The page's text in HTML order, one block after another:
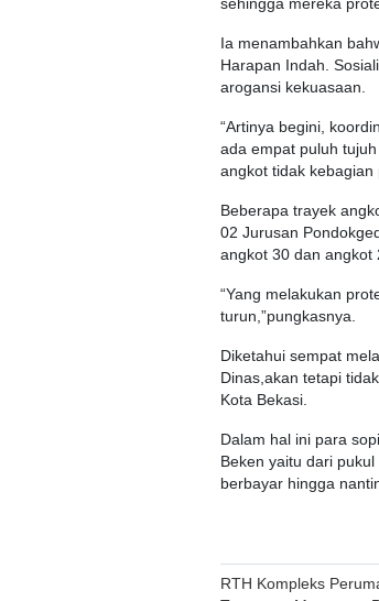
sehingga mereka
Ia menambahkan
Harapan Indah.
arogansi kekuasaan.
“Artinya begini,
ada empat puluh
angkot tidak kebagian
Beberapa trayek
02 Jurusan
angkot 30 dan angkot
“Yang melakukan
turun,”pungkasnya.
Diketahui sempat
Dinas,akan tetapi
Kota Bekasi.
Dalam hal ini para
Beken yaitu dari
berbayar hingga
Post
RTH Kompleks